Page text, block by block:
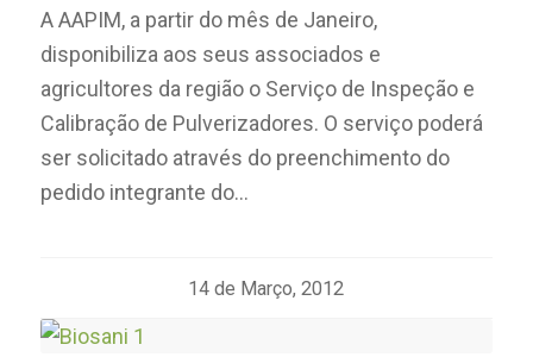
A AAPIM, a partir do mês de Janeiro,
disponibiliza aos seus associados e
agricultores da região o Serviço de Inspeção e
Calibração de Pulverizadores. O serviço poderá
ser solicitado através do preenchimento do
pedido integrante do…
14 de Março, 2012